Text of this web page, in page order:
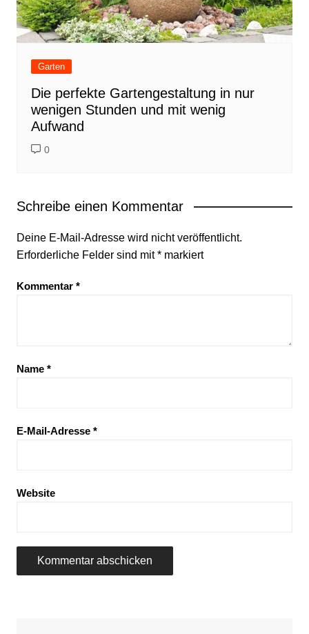
Garten
Die perfekte Gartengestaltung in nur
wenigen Stunden und mit wenig
Aufwand
0
Schreibe einen Kommentar
Deine E-Mail-Adresse wird nicht veröffentlicht.
Erforderliche Felder sind mit*markiert
Kommentar *
Name *
E-Mail-Adresse *
Website